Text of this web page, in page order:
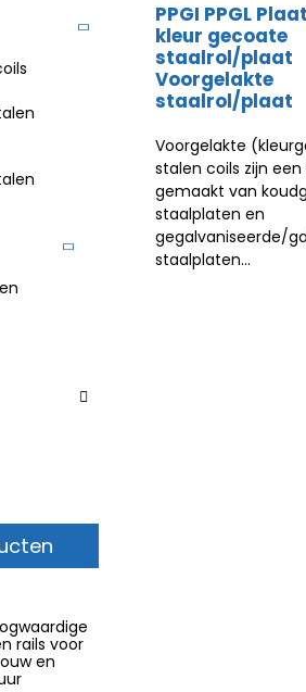
rails voor
en
PPGI PPGL
kleur gecoate
staalrol/plaat
Voorgelakte
staalrol/plaat
Voorgelakte
stalen coils zijn
gemaakt van
staalplaten en
gegalvaniseerde/
staalplaten...